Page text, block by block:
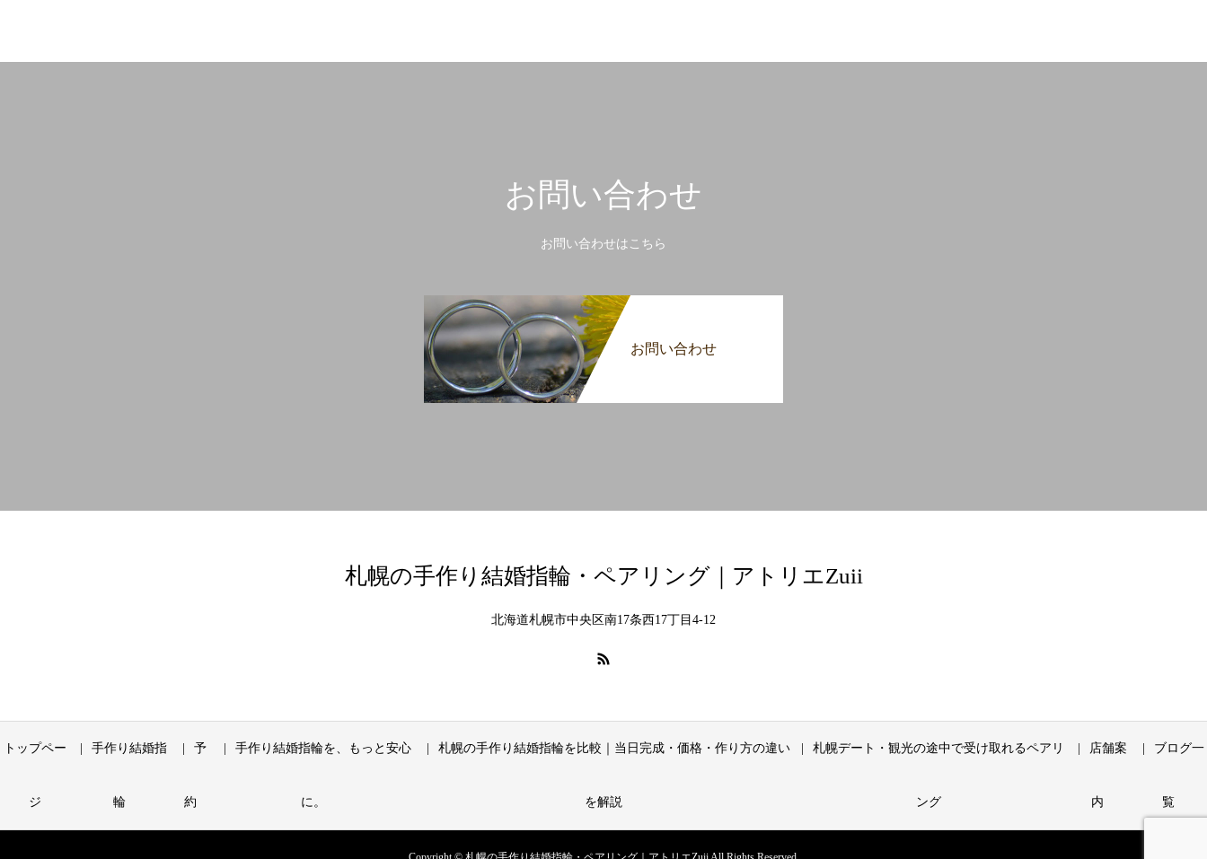
お問い合わせ
お問い合わせはこちら
お問い合わせ
札幌の手作り結婚指輪・ペアリング｜アトリエZuii
北海道札幌市中央区南17条西17丁目4-12
トップペー
ジ
手作り結婚指
輪
予
約
手作り結婚指輪を、もっと安心
に。
札幌の手作り結婚指輪を比較｜当日完成・価格・作り方の違い
を解説
札幌デート・観光の途中で受け取れるペアリ
ング
店舗案
内
ブログ一
覧